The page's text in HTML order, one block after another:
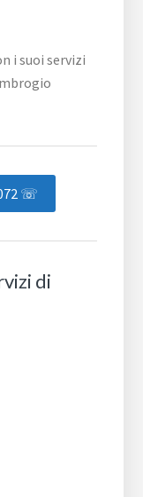
☏
di